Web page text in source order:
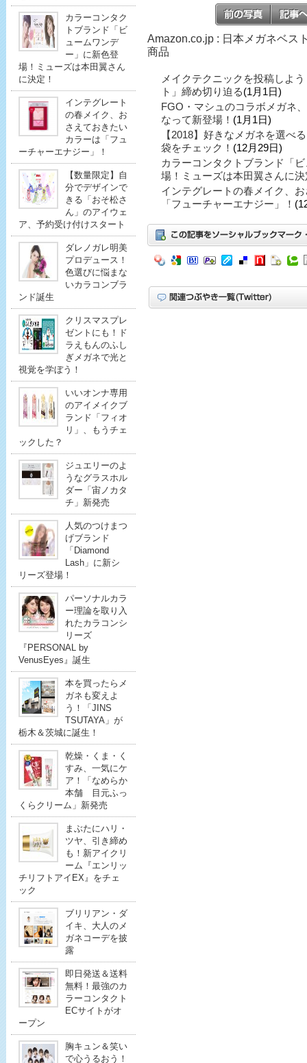
カラーコンタク
トブランド「ビ
ュームワンデ
ー」に新色登
場！ミューズは本田翼さん
に決定！
インテグレート
の春メイク、お
さえておきたい
カラーは「フュ
ーチャーエナジー」！
【数量限定】自
分でデザインで
きる「おそ松さ
ん」のアイウェ
ア、予約受け付けスタート
ダレノガレ明美
プロデュース！
色選びに悩まな
いカラコンブラ
ンド誕生
クリスマスプレ
ゼントにも！ド
ラえもんのふし
ぎメガネで光と
視覚を学ぼう！
いいオンナ専用
のアイメイクブ
ランド「フィオ
リ」、もうチェ
ックした？
ジュエリーのよ
うなグラスホル
ダー「宙ノカタ
チ」新発売
人気のつけまつ
げブランド
「Diamond
Lash」に新シ
リーズ登場！
パーソナルカラ
ー理論を取り入
れたカラコンシ
リーズ
『PERSONAL by
VenusEyes』誕生
本を買ったらメ
ガネも変えよ
う！「JINS
TSUTAYA」が
栃木＆茨城に誕生！
乾燥・くま・く
すみ、一気にケ
ア！「なめらか
本舗 目元ふっ
くらクリーム」新発売
まぶたにハリ・
ツヤ、引き締め
も！新アイクリ
ーム『エンリッ
チリフトアイEX』をチェ
ック
ブリリアン・ダ
イキ、大人のメ
ガネコーデを披
露
即日発送＆送料
無料！最強のカ
ラーコンタクト
ECサイトがオ
ープン
胸キュン＆笑い
で心うるおう！
Amazon.co.jp : 日本メガネベス
商品
メイクテクニックを投稿しよ
ト」締め切り迫る(1月1日)
FGO・マシュのコラボメガネ
なって新登場！ (1月1日)
【2018】好きなメガネを選べ
袋をチェック！ (12月29日)
カラーコンタクトブランド「
場！ミューズは本田翼さんに決
インテグレートの春メイク、
「フューチャーエナジー」！